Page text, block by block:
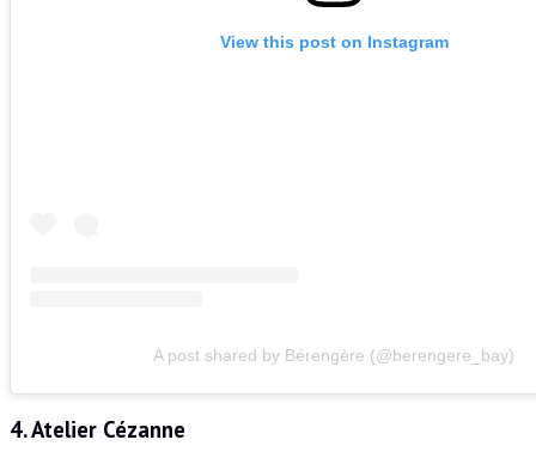
View this post on Instagram
A post shared by Bérengère (@berengere_bay)
4. Atelier Cézanne